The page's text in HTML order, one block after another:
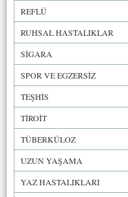
REFLÜ
RUHSAL HASTALIKLAR
SİGARA
SPOR VE EGZERSİZ
TEŞHİS
TİROİT
TÜBERKÜLOZ
UZUN YAŞAMA
YAZ HASTALIKLARI